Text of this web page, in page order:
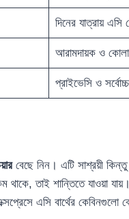
দিনের যাত্রায় এসি
আরামদায়ক ও
প্রাইভেসি ও
বেছে নিন। এটি সাশ্রয়ী
তাই শান্তিতে যাওয়া যায়।
এসি বার্থের কেবিনগুলো